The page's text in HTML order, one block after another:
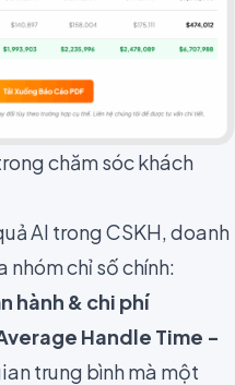
chăm sóc khách
AI trong CSKH, doanh
chỉ số chính:
hành & chi phí
Handle Time -
trung bình mà một